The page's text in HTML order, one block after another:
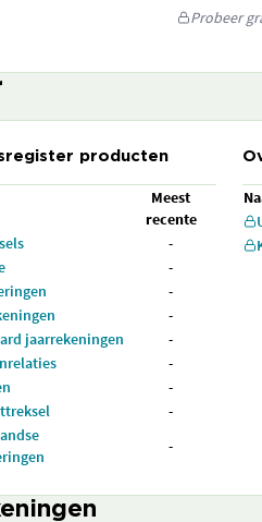
Probeer
producten
Meest
recente
-
-
-
-
jaarrekeningen
-
-
-
-
-